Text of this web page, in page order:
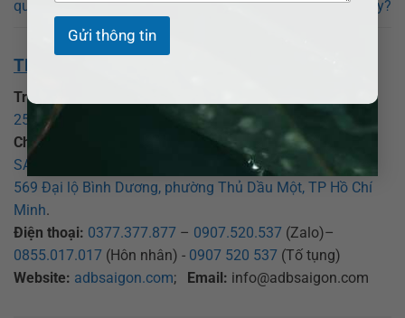
Gửi thông tin
quyền nuôi con ở Long Mỹ?
quyền nuôi con ở Ngã Bảy?
THÔNG TIN VỀ CHÚNG TÔI:
Trụ sở chính:
25 Đồng Xoài, phường Tân Bình, TP Hồ Chí Minh
Chi nhánh Bình Dương:
CÔNG TY LUẬT TNHH ADB
SAIGON – CHI NHÁNH BÌNH DƯƠNG
569 Đại lộ Bình Dương, phường Thủ Dầu Một, TP Hồ Chí
Minh.
Điện thoại: 0377.377.877 – 0907.520.537 (Zalo)–
0855.017.017 (Hôn nhân) - 0907 520 537 (Tố tụng)
Website: adbsaigon.com; Email: info@adbsaigon.com